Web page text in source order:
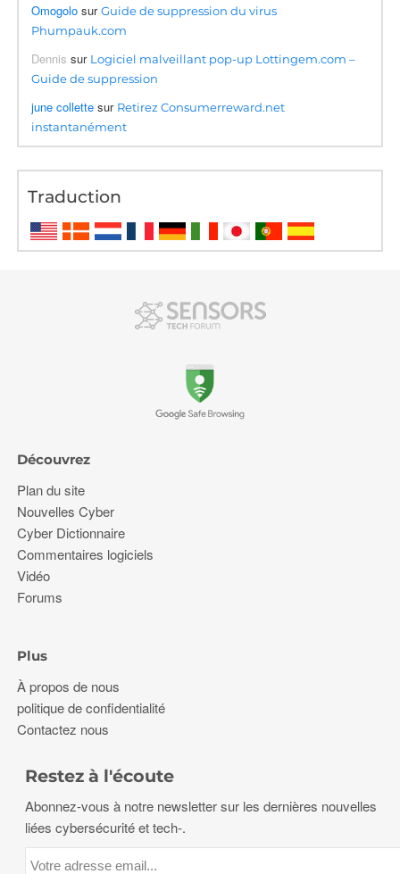
Omogolo surGuide de suppression du virus
Phumpauk.com
Dennis sur Logiciel malveillant pop-up Lottingem.com –
Guide de suppression
june collette sur Retirez Consumerreward.net
instantanément
Traduction
Découvrez
Plan du site
Nouvelles Cyber
Cyber Dictionnaire
Commentaires logiciels
Vidéo
Forums
Plus
À propos de nous
politique de confidentialité
Contactez nous
Restez à l'écoute
Abonnez-vous à notre newsletter sur les dernières nouvelles
liées cybersécurité et tech-.